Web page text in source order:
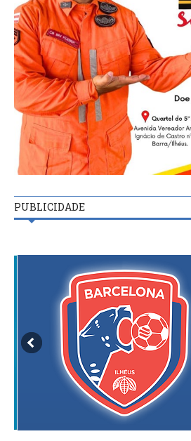
PUBLICIDADE